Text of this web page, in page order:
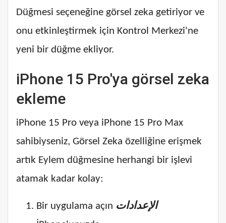
Düğmesi seçeneğine görsel zeka getiriyor ve
onu etkinleştirmek için Kontrol Merkezi'ne
yeni bir düğme ekliyor.
iPhone 15 Pro'ya görsel zeka
ekleme
iPhone 15 Pro veya iPhone 15 Pro Max
sahibiyseniz, Görsel Zeka özelliğine erişmek
artık Eylem düğmesine herhangi bir işlevi
atamak kadar kolay:
Bir uygulama açın الإعدادات